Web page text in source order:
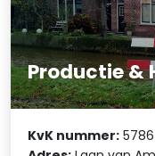
Productie &
KvK nummer: